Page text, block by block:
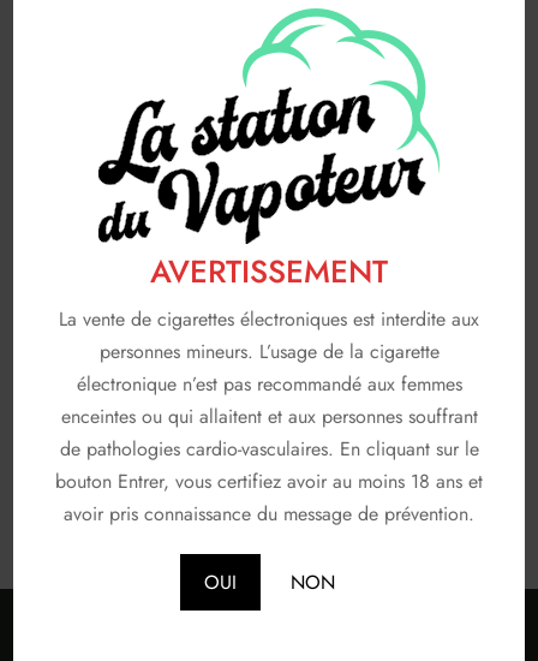
AVERTISSEMENT
La vente de cigarettes électroniques est interdite aux
personnes mineurs. L’usage de la cigarette
électronique n’est pas recommandé aux femmes
enceintes ou qui allaitent et aux personnes souffrant
de pathologies cardio-vasculaires. En cliquant sur le
bouton Entrer, vous certifiez avoir au moins 18 ans et
avoir pris connaissance du message de prévention.
OUI NON
83
A & L
AVAP 5
FRUIZEE 18
LIQUIDEO 68
SOLANA
T JUICE 3
Non classé 26
En stock